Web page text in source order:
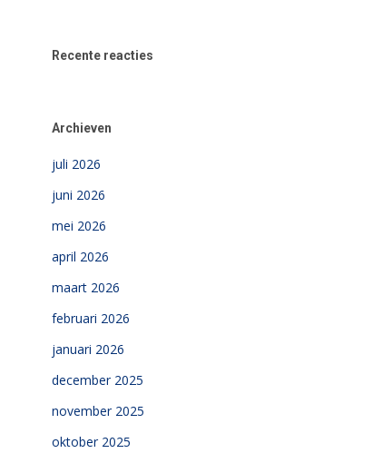
Recente reacties
Archieven
juli 2026
juni 2026
mei 2026
april 2026
maart 2026
februari 2026
januari 2026
december 2025
november 2025
oktober 2025